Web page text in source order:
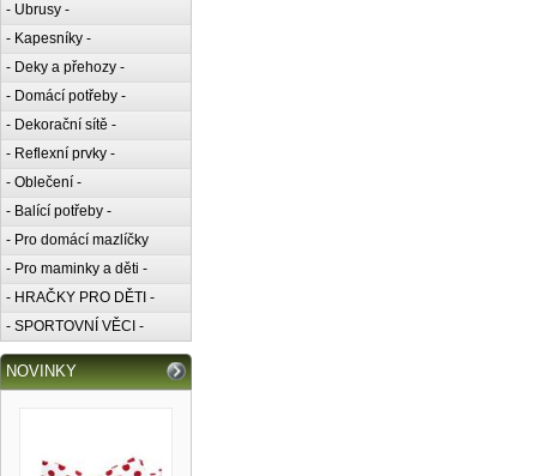
- Ubrusy -
- Kapesníky -
- Deky a přehozy -
- Domácí potřeby -
- Dekorační sítě -
- Reflexní prvky -
- Oblečení -
- Balící potřeby -
- Pro domácí mazlíčky
- Pro maminky a děti -
- HRAČKY PRO DĚTI -
- SPORTOVNÍ VĚCI -
NOVINKY